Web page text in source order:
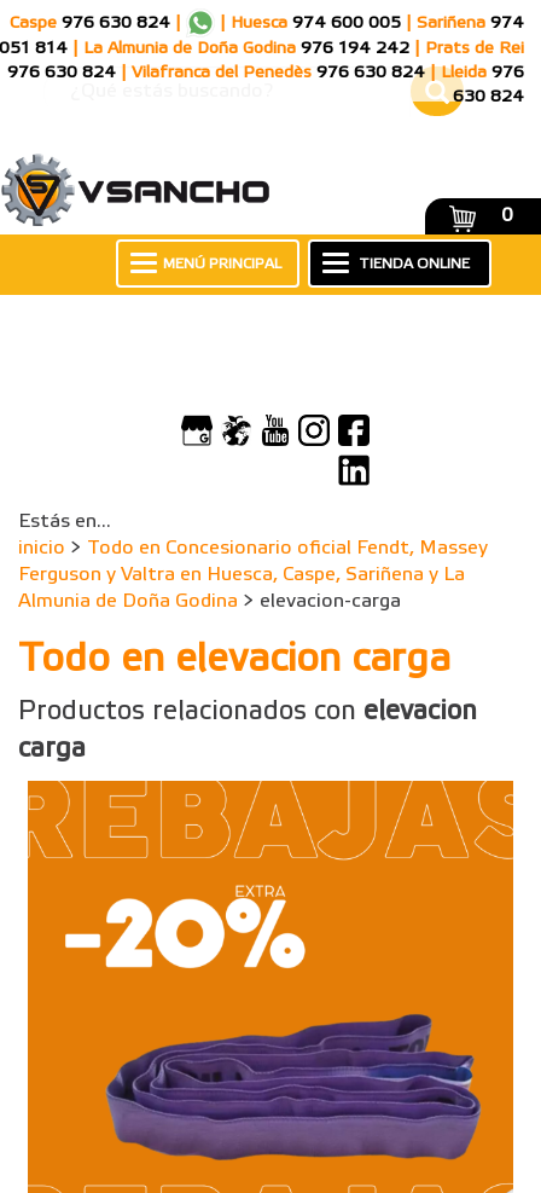
Caspe 976 630 824 Huesca 974 600 005 Sariñena 974
051 814
La Almunia de Doña Godina 976 194 242
Prats de Rei
976 630 824
Vilafranca del Penedès 976 630 824 Lleida 976
630 824
0
TIENDA ONLINE
MENÚ PRINCIPAL
Estás en...
inicio > Todo en Concesionario oficial Fendt, Massey
Ferguson y Valtra en Huesca, Caspe, Sariñena y La
Almunia de Doña Godina > elevacion-carga
Todo en elevacion carga
Productos relacionados con elevacion
carga